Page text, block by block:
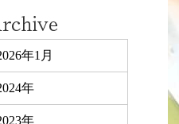
年1月
年
年